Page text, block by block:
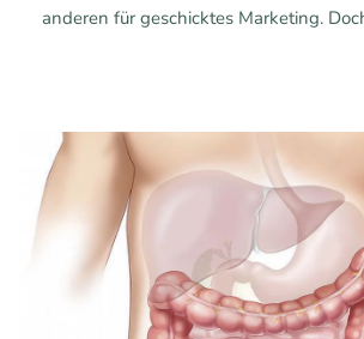
anderen für geschicktes Marketing.